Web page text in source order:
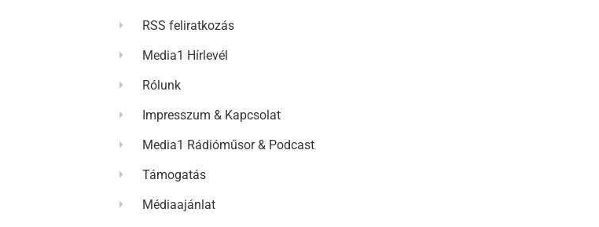
RSS feliratkozás
Media1 Hírlevél
Rólunk
Impresszum & Kapcsolat
Media1 Rádióműsor & Podcast
Támogatás
Médiaajánlat